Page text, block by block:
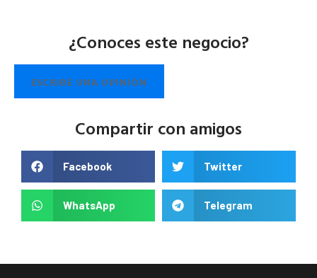
¿Conoces este negocio?
ESCRIBE UNA OPINIÓN
Compartir con amigos
Facebook Twitter
WhatsApp Telegram